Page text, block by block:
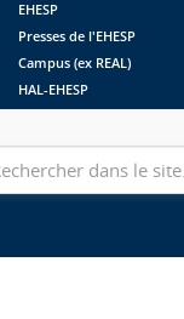
EHESP
Presses de l'EHESP
Campus (ex REAL)
HAL-EHESP
Suivez les